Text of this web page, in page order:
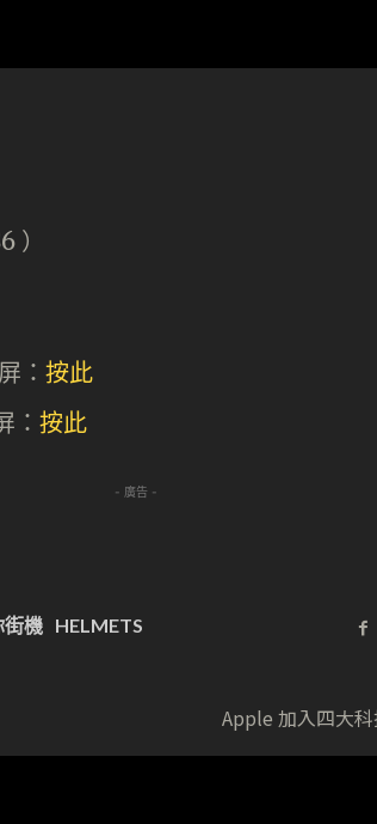
）
： 按此
： 按此
- 廣告 -
街機 HELMETS
Apple 加入四大